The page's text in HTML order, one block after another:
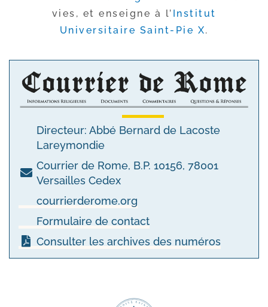
vies, et enseigne à l’ Institut
Universitaire Saint-​Pie X.
Directeur: Abbé Bernard de Lacoste
Lareymondie
Courrier de Rome, B.P. 10156, 78001
Versailles Cedex
courrierderome.org
Formulaire de contact
Consulter les archives des numéros